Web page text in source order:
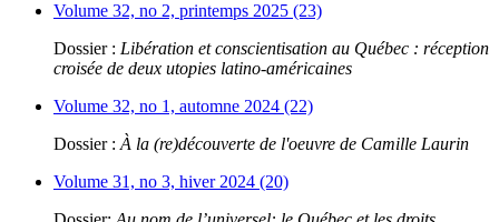
Volume 32, no 2, printemps 2025 (23)
Dossier : Libération et conscientisation au Québec : réception
croisée de deux utopies latino-américaines
Volume 32, no 1, automne 2024 (22)
Dossier : À la (re)découverte de l'oeuvre de Camille Laurin
Volume 31, no 3, hiver 2024 (20)